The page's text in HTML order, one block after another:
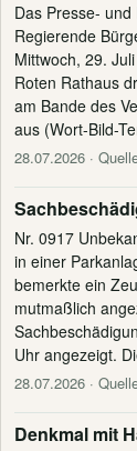
Das Presse-
Regierende
Mittwoch, 29.
Roten Rathaus
am Bande des
aus (Wort-Bild-
28.07.2026 ·
Nr. 0917
in einer
bemerkte ein
mutmaßlich
Uhr angezeigt.
28.07.2026 ·
Denkmal mit